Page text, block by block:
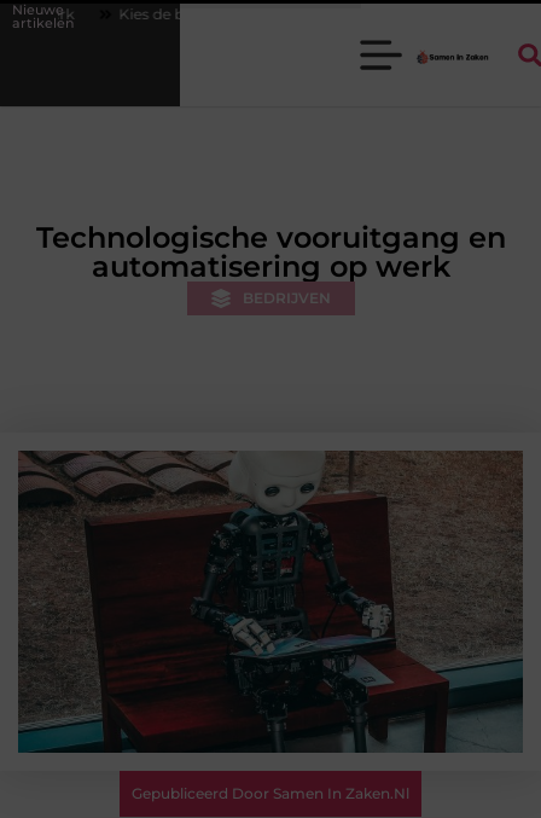
Nieuwe
artikelencabrio-accessoires voor jouw auto
Technologische vooruitgang en
automatisering op werk
BEDRIJVEN
Gepubliceerd Door Samen In Zaken.nl